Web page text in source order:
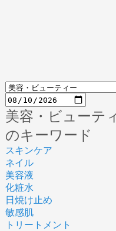
美容・ビューテ
のキーワード
スキンケア
ネイル
美容液
化粧水
日焼け止め
敏感肌
トリートメント